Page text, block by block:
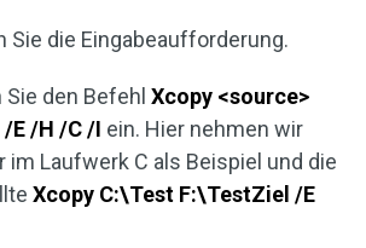
Sie die Eingabeaufforderung.
den Befehl Xcopy <source>
E /H /C /I ein. Hier nehmen wir
im Laufwerk C als Beispiel und die
Xcopy C:\Test F:\TestZiel /E